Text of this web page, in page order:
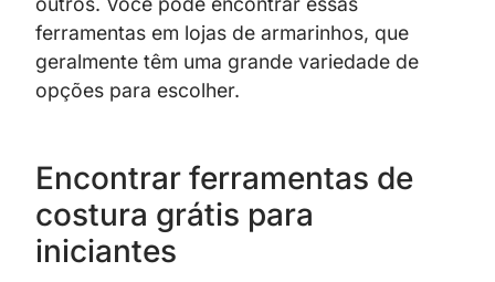
ferramentas em lojas de armarinhos, que
geralmente têm uma grande variedade de
opções para escolher.
Encontrar ferramentas de
costura grátis para
iniciantes